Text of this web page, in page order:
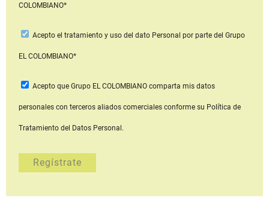
COLOMBIANO*
Acepto el tratamiento y uso del dato Personal por parte del Grupo
EL COLOMBIANO*
Acepto que Grupo EL COLOMBIANOcomparta mis datos
personales con terceros aliados comerciales conforme su Política de
Tratamiento del Datos Personal.